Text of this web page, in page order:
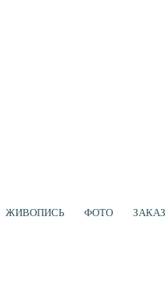
ЖИВОПИСЬ ФОТО ЗАКАЗ